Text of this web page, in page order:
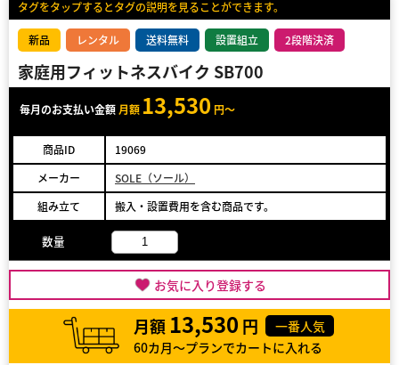
タグをタップするとタグの説明を見ることができます。
新品 レンタル 送料無料 設置組立 2段階決済
家庭用フィットネスバイク SB700
毎月のお支払い金額 月額 13,530 円～
商品ID
19069
メーカー
SOLE（ソール）
組み立て
搬入・設置費用を含む商品です。
数量
お気に入り登録する
月額 13,530 円
一番人気
60カ月～プランでカートに入れる